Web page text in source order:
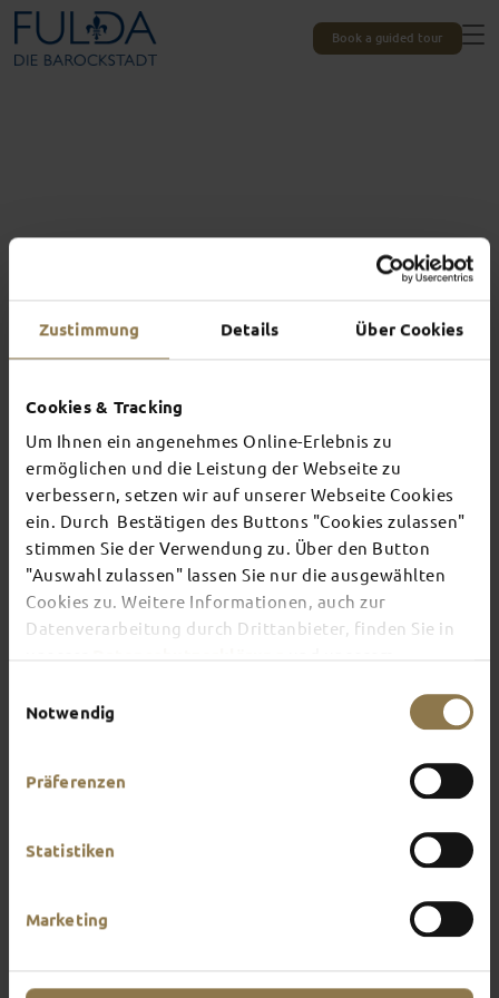
Zustimmung Details Über Cookies
Cookies & Tracking
Um Ihnen ein angenehmes Online-Erlebnis zu
ermöglichen und die Leistung der Webseite zu
verbessern, setzen wir auf unserer Webseite Cookies
ein. Durch Bestätigen des Buttons "Cookies zulassen"
stimmen Sie der Verwendung zu. Über den Button
"Auswahl zulassen" lassen Sie nur die ausgewählten
Cookies zu. Weitere Informationen, auch zur
Datenverarbeitung durch Drittanbieter, finden Sie in
Notwendig
Präferenzen
Statistiken
Marketing
Book a guided tour
Experiences unique to Fulda
TOP EVENTS
There's always something going on in Fulda:
whether it's a concert, a musical, a fun-filled
guided tour or a theatre performance – this is the
place to discover the current events and